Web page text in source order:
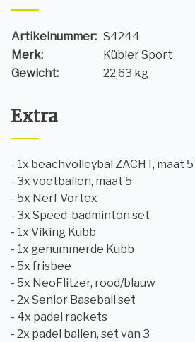
Artikelnummer: S4244
Merk:
Kübler Sport
Gewicht:
22,63 kg
Extra
- 1x beachvolleybal ZACHT, maat 5
- 3x voetballen, maat 5
- 5x Nerf Vortex
- 3x Speed-badminton set
- 1x Viking Kubb
- 1x genummerde Kubb
- 5x frisbee
- 5x NeoFlitzer, rood/blauw
- 2x Senior Baseball set
- 4x padel rackets
- 2x padel ballen, set van 3